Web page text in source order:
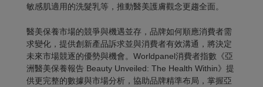
敏感肌適用的洗髮乳等，推動醫美護膚觀念更趨全面。
醫美保養市場的競爭與機遇並存，品牌如何順應消費者需
求變化，提供創新產品訴求並與消費者有效溝通，將決定
未來市場競逐的優勢與機會。Worldpanel消費者指數《亞
洲醫美保養報告 Beauty Unveiled: The Health Within》提
供更完整的數據與市場分析，協助品牌精準布局，掌握亞